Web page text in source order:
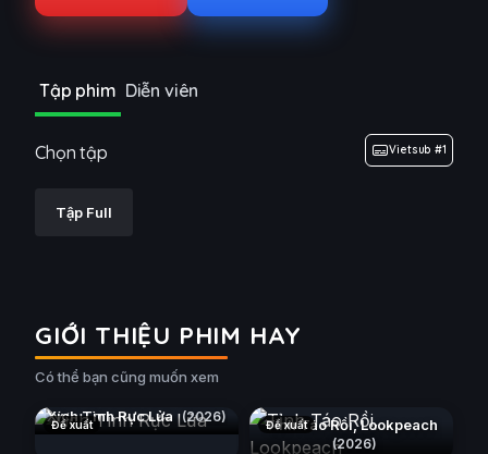
Tập phim Diễn viên
Chọn tập Vietsub #1
Tập Full
GIỚI THIỆU PHIM HAY
Có thể bạn cũng muốn xem
Đề xuất
Xích Tình Rực Lửa (2026) Đề xuất
Tỉnh Táo Rồi, Lookpeach
(2026)